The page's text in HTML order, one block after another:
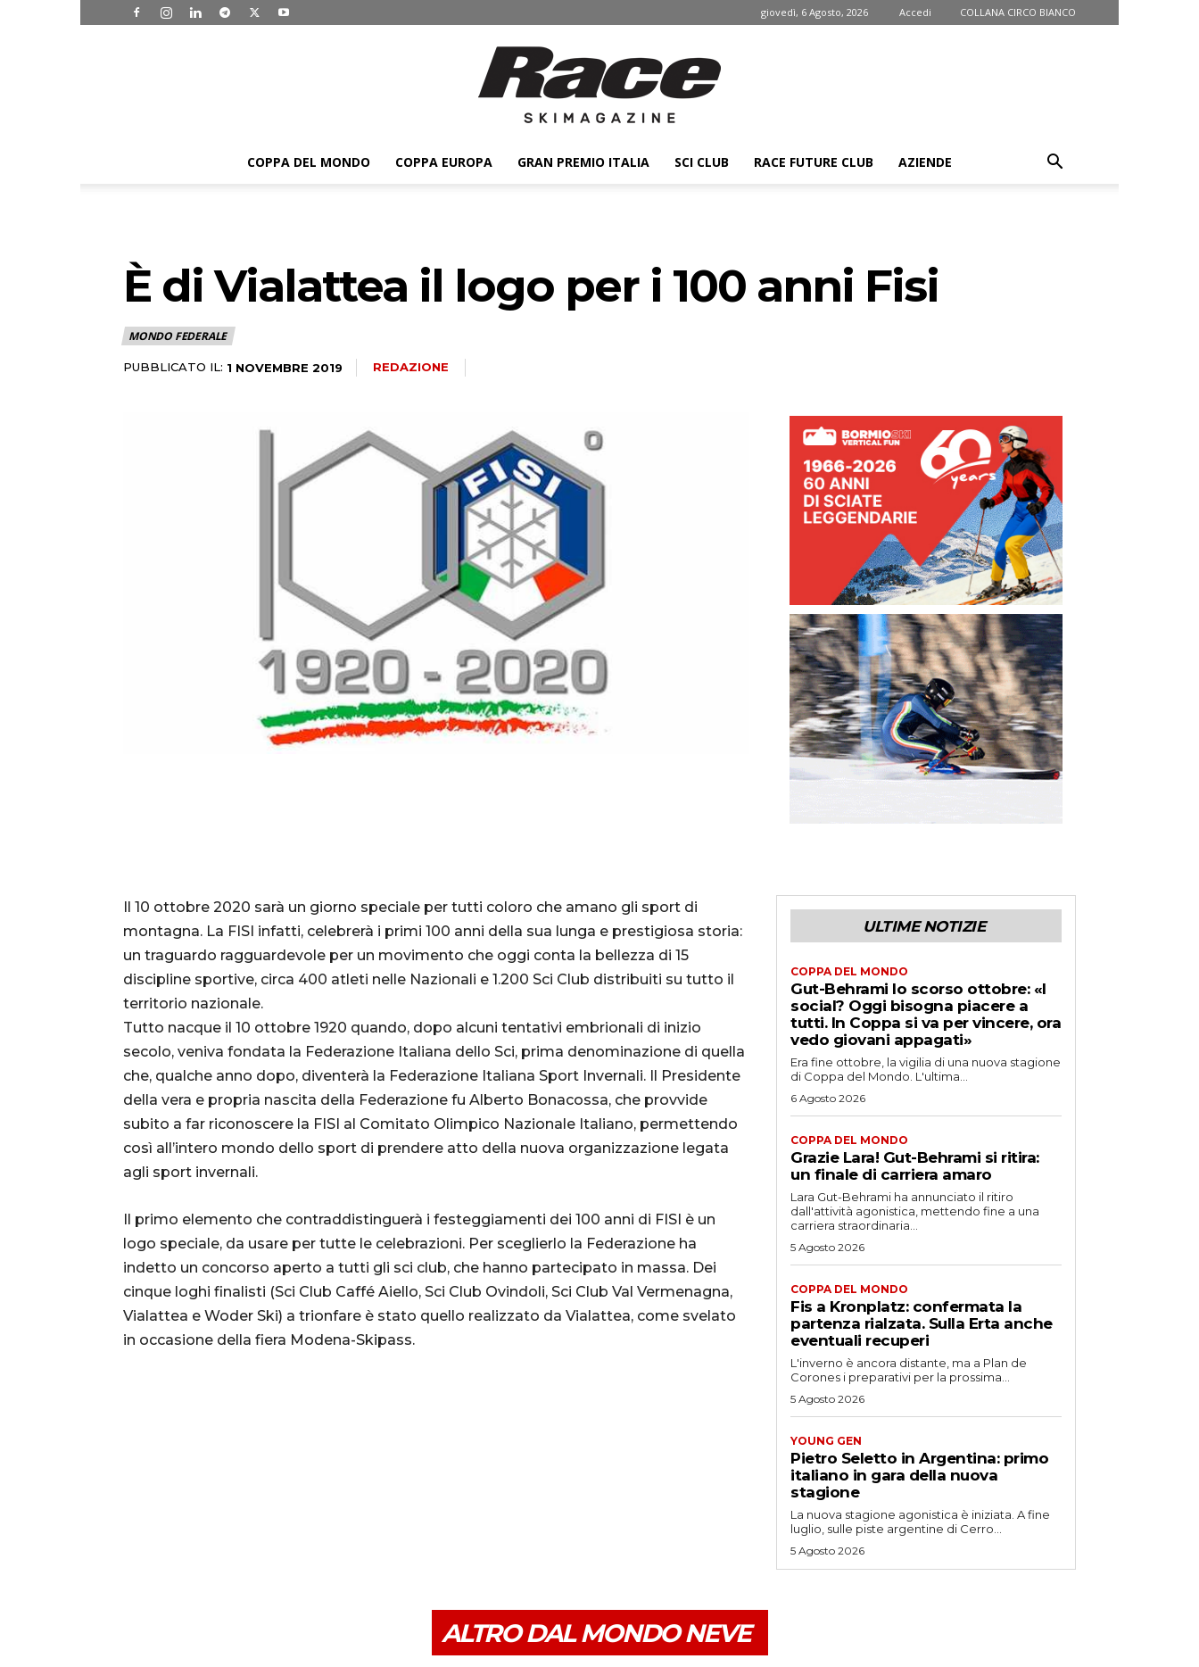
giovedì, 6 Agosto, 2026 Accedi COLLANA CIRCO BIANCO
ski
COPPA DEL MONDO COPPA EUROPA GRAN PREMIO ITALIA SCI CLUB RACE FUTURE CLUB AZIENDE
È di Vialattea il logo per i 100 anni Fisi
MONDO FEDERALE
PUBBLICATO IL: 1 NOVEMBRE 2019 REDAZIONE
Il 10 ottobre 2020 sarà un giorno speciale per tutti coloro che amano gli sport di
montagna. La FISI infatti, celebrerà i primi 100 anni della sua lunga e prestigiosa storia:
un traguardo ragguardevole per un movimento che oggi conta la bellezza di 15
discipline sportive, circa 400 atleti nelle Nazionali e 1.200 Sci Club distribuiti su tutto il
territorio nazionale.
Tutto nacque il 10 ottobre 1920 quando, dopo alcuni tentativi embrionali di inizio
secolo, veniva fondata la Federazione Italiana dello Sci, prima denominazione di quella
che, qualche anno dopo, diventerà la Federazione Italiana Sport Invernali. Il Presidente
della vera e propria nascita della Federazione fu Alberto Bonacossa, che provvide
subito a far riconoscere la FISI al Comitato Olimpico Nazionale Italiano, permettendo
così all’intero mondo dello sport di prendere atto della nuova organizzazione legata
agli sport invernali.
Il primo elemento che contraddistinguerà i festeggiamenti dei 100 anni di FISI è un
logo speciale, da usare per tutte le celebrazioni. Per sceglierlo la Federazione ha
indetto un concorso aperto a tutti gli sci club, che hanno partecipato in massa. Dei
cinque loghi finalisti (Sci Club Caffé Aiello, Sci Club Ovindoli, Sci Club Val Vermenagna,
Vialattea e Woder Ski) a trionfare è stato quello realizzato da Vialattea, come svelato
in occasione della fiera Modena-Skipass.
ULTIME NOTIZIE
COPPA DEL MONDO
Gut-Behrami lo scorso ottobre: «I
social? Oggi bisogna piacere a
tutti. In Coppa si va per vincere, ora
vedo giovani appagati»
Era fine ottobre, la vigilia di una nuova stagione
di Coppa del Mondo. L'ultima...
6 Agosto 2026
COPPA DEL MONDO
Grazie Lara! Gut-Behrami si ritira:
un finale di carriera amaro
Lara Gut-Behrami ha annunciato il ritiro
dall'attività agonistica, mettendo fine a una
carriera straordinaria...
5 Agosto 2026
COPPA DEL MONDO
Fis a Kronplatz: confermata la
partenza rialzata. Sulla Erta anche
eventuali recuperi
L'inverno è ancora distante, ma a Plan de
Corones i preparativi per la prossima...
5 Agosto 2026
YOUNG GEN
Pietro Seletto in Argentina: primo
italiano in gara della nuova
stagione
La nuova stagione agonistica è iniziata. A fine
luglio, sulle piste argentine di Cerro...
5 Agosto 2026
ALTRO DAL MONDO NEVE